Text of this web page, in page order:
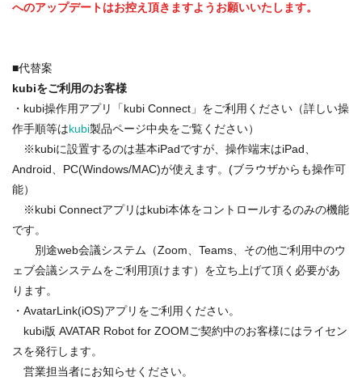
へのアップデートはお控え頂きますようお願いいたします。
■代替案
kubiをご利用のお客様
・kubi操作用アプリ「kubi Connect」をご利用ください（詳しい操
作手順等はkubi製品ページ中央をご覧ください）
※kubiに設置するのは基本iPadですが、操作端末はiPad、
Android、PC(Windows/MAC)が使えます。(ブラウザからも操作可
能）
※kubi Connectアプリはkubi本体をコントロールするのみの機能
です。
別途web会議システム（Zoom、Teams、その他ご利用中のウ
ェブ会議システムをご利用頂けます）を立ち上げて頂く必要があ
ります。
・AvatarLink(iOS)アプリをご利用ください。
kubi版 AVATAR Robot for ZOOMご契約中のお客様にはライセン
スを発行します。
営業担当者にお知らせください。